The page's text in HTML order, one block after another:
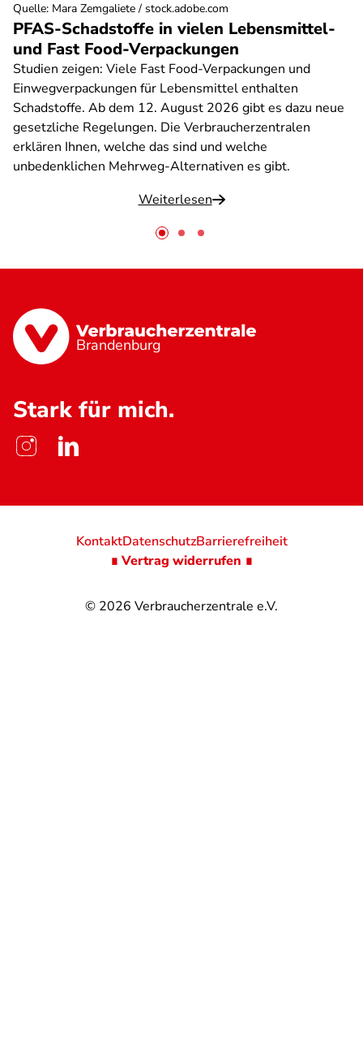
PFAS-Schadstoffe in vielen Lebensmittel-
und Fast Food-Verpackungen
Studien zeigen: Viele Fast Food-Verpackungen und
Einwegverpackungen für Lebensmittel enthalten
Schadstoffe. Ab dem 12. August 2026 gibt es dazu neue
gesetzliche Regelungen. Die Verbraucherzentralen
erklären Ihnen, welche das sind und welche
unbedenklichen Mehrweg-Alternativen es gibt.
Weiterlesen
Quelle: Mara Zemgaliete / stock.adobe.com
Brandenburg
Stark für mich.
© 2026 Verbraucherzentrale e.V.
KontaktDatenschutzBarrierefreiheit
∎ Vertrag widerrufen ∎